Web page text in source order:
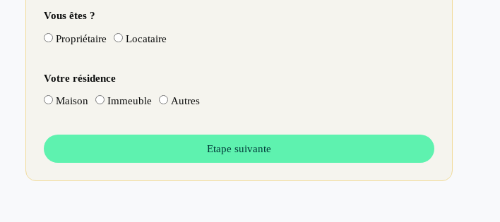
Vous êtes ?
Propriétaire Locataire
Votre résidence
Maison Immeuble Autres
Etape suivante